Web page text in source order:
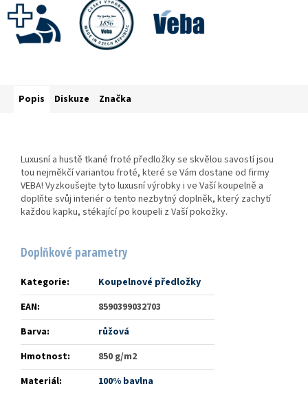
Popis Diskuze Značka
Luxusní a hustě tkané froté předložky se skvělou savostí jsou
tou nejměkčí variantou froté, které se Vám dostane od firmy
VEBA! Vyzkoušejte tyto luxusní výrobky i ve Vaší koupelně a
doplňte svůj interiér o tento nezbytný doplněk, který zachytí
každou kapku, stékající po koupeli z Vaší pokožky.
Doplňkové parametry
Kategorie:
Koupelnové předložky
EAN:
8590399032703
Barva:
růžová
Hmotnost:
850 g/m2
Materiál:
100% bavlna